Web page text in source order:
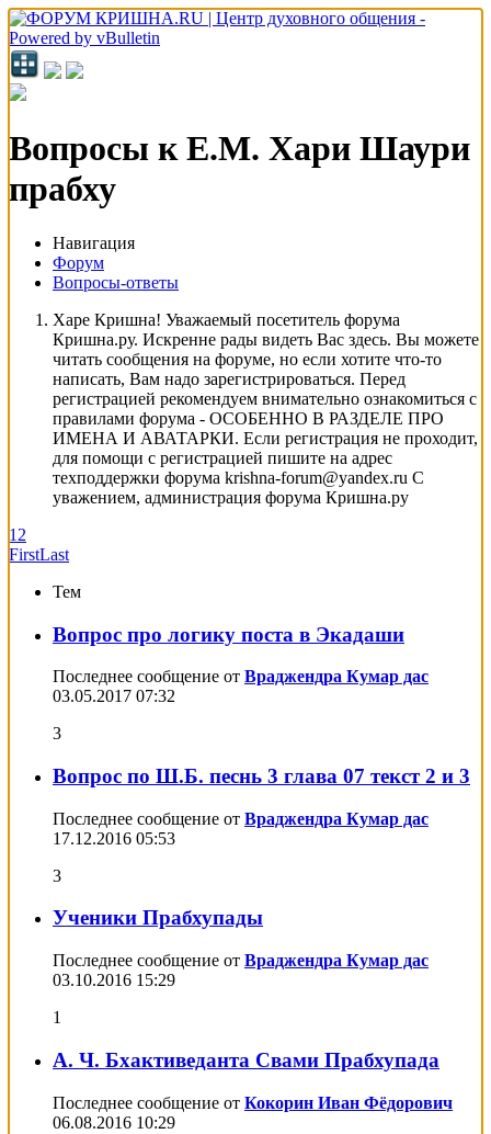
Вопросы к Е.М. Хари Шаури
прабху
Навигация
Форум
Вопросы-ответы
Харе Кришна! Уважаемый посетитель форума
Кришна.ру. Искренне рады видеть Вас здесь. Вы можете
читать сообщения на форуме, но если хотите что-то
написать, Вам надо зарегистрироваться. Перед
регистрацией рекомендуем внимательно ознакомиться с
правилами форума - ОСОБЕННО В РАЗДЕЛЕ ПРО
ИМЕНА И АВАТАРКИ. Если регистрация не проходит,
для помощи с регистрацией пишите на адрес
техподдержки форума krishna-forum@yandex.ru С
уважением, администрация форума Кришна.ру
1 2
FirstLast
Тем
Вопрос про логику поста в Экадаши
Последнее сообщение от Враджендра Кумар дас
03.05.2017 07:32
3
Вопрос по Ш.Б. песнь 3 глава 07 текст 2 и 3
Последнее сообщение от Враджендра Кумар дас
17.12.2016 05:53
3
Ученики Прабхупады
Последнее сообщение от Враджендра Кумар дас
03.10.2016 15:29
1
А. Ч. Бхактиведанта Свами Прабхупада
Последнее сообщение от Кокорин Иван Фёдорович
06.08.2016 10:29